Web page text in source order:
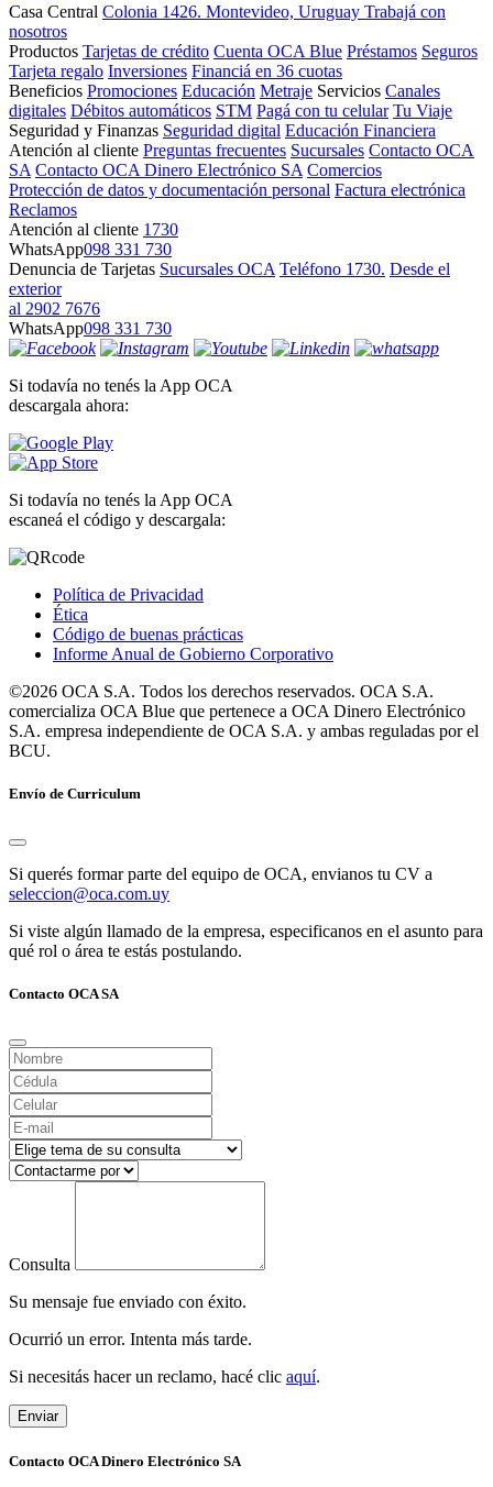
Casa Central Colonia 1426. Montevideo, Uruguay Trabajá con
nosotros
Productos Tarjetas de crédito Cuenta OCA Blue Préstamos Seguros
Tarjeta regalo Inversiones Financiá en 36 cuotas
Beneficios Promociones Educación Metraje Servicios Canales
digitales Débitos automáticos STM Pagá con tu celular Tu Viaje
Seguridad y Finanzas Seguridad digital Educación Financiera
Atención al cliente Preguntas frecuentes Sucursales Contacto OCA
SA Contacto OCA Dinero Electrónico SA Comercios
Protección de datos y documentación personal Factura electrónica
Reclamos
Atención al cliente 1730
WhatsApp098 331 730
Denuncia de Tarjetas Sucursales OCA Teléfono 1730. Desde el
exterior
al 2902 7676
WhatsApp098 331 730
Si todavía no tenés la App OCA
descargala ahora:
Si todavía no tenés la App OCA
escaneá el código y descargala:
Política de Privacidad
Ética
Código de buenas prácticas
Informe Anual de Gobierno Corporativo
©2026 OCA S.A. Todos los derechos reservados. OCA S.A.
comercializa OCA Blue que pertenece a OCA Dinero Electrónico
S.A. empresa independiente de OCA S.A. y ambas reguladas por el
BCU.
Envío de Curriculum
Si querés formar parte del equipo de OCA, envianos tu CV a
seleccion@oca.com.uy
Si viste algún llamado de la empresa, especificanos en el asunto para
qué rol o área te estás postulando.
Contacto OCA SA
Consulta
Su mensaje fue enviado con éxito.
Ocurrió un error. Intenta más tarde.
Si necesitás hacer un reclamo, hacé clic aquí.
Enviar
Contacto OCA Dinero Electrónico SA